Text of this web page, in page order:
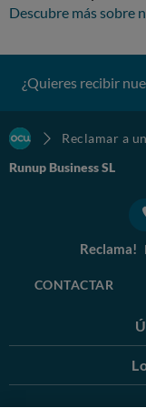
Descubre más sobre
¿Quieres recibir
Reclamar a
Runup Business SL
Reclama!
CONTACTAR